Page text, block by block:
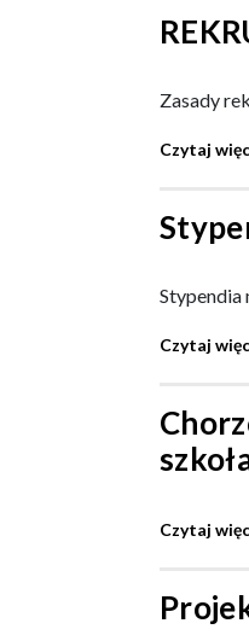
Zasady
Czytaj
Stypendia
Czytaj
Czytaj